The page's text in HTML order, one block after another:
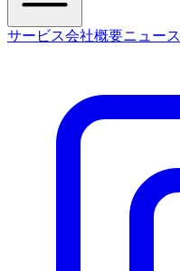
サービス会社概要ニュース